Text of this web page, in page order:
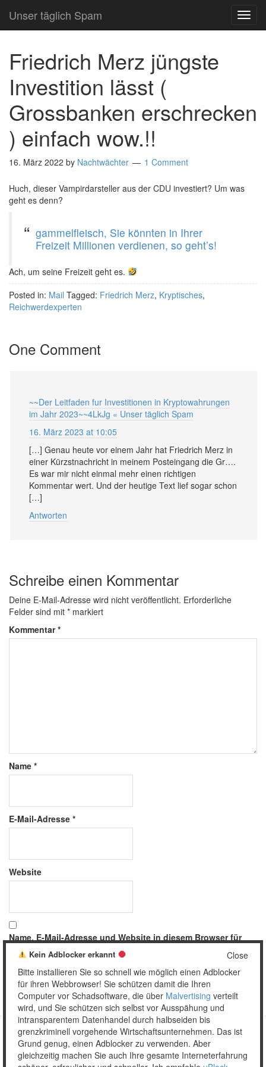
Unser täglich Spam
Friedrich Merz jüngste
Investition lässt (
Grossbanken erschrecken
) einfach wow.!!
16. März 2022 by Nachtwächter 1 Comment
Huch, dieser Vampirdarsteller aus der CDU investiert? Um was
geht es denn?
gammelfleisch, Sie könnten in Ihrer
Freizeit Millionen verdienen, so geht’s!
Ach, um seine Freizeit geht es.
Posted in: Mail Tagged: Friedrich Merz, Kryptisches,
Reichwerdexperten
One Comment
~~Der Leitfaden fur Investitionen in Kryptowahrungen
im Jahr 2023~~4LkJg « Unser täglich Spam
16. März 2023 at 10:05
[…] Genau heute vor einem Jahr hat Friedrich Merz in
einer Kürzstnachricht in meinem Posteingang die Gr….
Es war mir nicht einmal mehr einen richtigen
Kommentar wert. Und der heutige Text lief sogar schon
[…]
Antworten
Schreibe einen Kommentar
Deine E-Mail-Adresse wird nicht veröffentlicht. Erforderliche
Felder sind mit * markiert
Kommentar*
Name *
E-Mail-Adresse *
Website
Name, E-Mail-Adresse und Website in diesem Browser für
meinen nächsten Kommentar speichern.
Copyright © 2026 Unser täglich Spam.
MobileWordPress Theme by themehall.com
Close
Kein Adblocker erkannt
Bitte installieren Sie so schnell wie möglich einen Adblocker
für ihren Webbrowser! Sie schützen damit die Ihren
Computer vor Schadsoftware, die über Malvertising verteilt
wird, und Sie schützen sich selbst vor Ausspähung und
intransparentem Datenhandel durch halbseiden bis
grenzkriminell vorgehende Wirtschaftsunternehmen. Das ist
Grund genug, einen Adblocker zu verwenden. Aber
gleichzeitig machen Sie auch Ihre gesamte Interneterfahrung